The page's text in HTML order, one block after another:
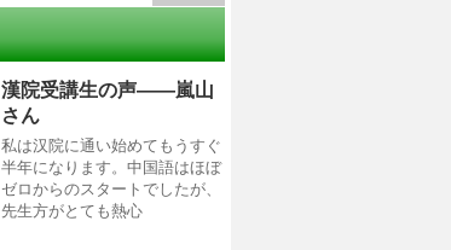
漢院受講生の声——嵐山
さん
私は汉院に通い始めてもうすぐ
半年になります。中国語はほぼ
ゼロからのスタートでしたが、
先生方がとても熱心